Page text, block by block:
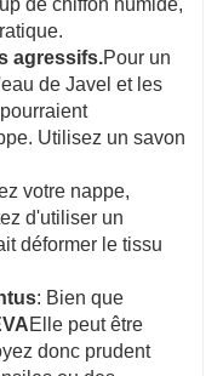
agressifs.Pour un
de Javel et les
Utilisez un savon
votre nappe,
d'utiliser un
déformer le tissu
: Bien que
Elle peut être
donc prudent